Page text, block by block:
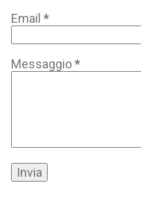
Email *
Messaggio*